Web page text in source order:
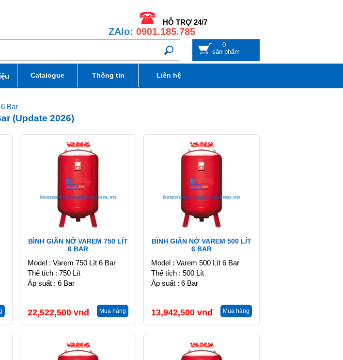
HỖ TRỢ 24/7
ZAlo: 0901.185.785
0
sản phẩm
Catalogue Thông tin Liên hệ
Bar
(Update 2026)
BÌNH GIÃN NỞ VAREM 750 LÍT
6 BAR
Model : Varem 750 Lít 6 Bar
Thể tích : 750 Lít
Áp suất : 6 Bar
22,522,500 vnđ Mua hàng
BÌNH GIÃN NỞ VAREM 500 LÍT
6 BAR
Model : Varem 500 Lít 6 Bar
Thể tích : 500 Lít
Áp suất : 6 Bar
13,942,500 vnđ Mua hàng